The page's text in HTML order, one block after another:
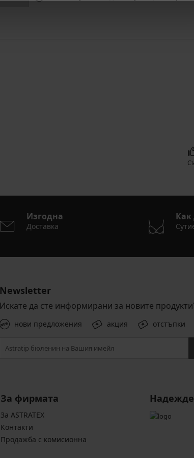
Изгодна
Доставка
Как
Newsletter
Искате да сте информирани за новите
нови предложения акция отстъпки
За фирмата
За ASTRATEX
Контакти
Продажба с комисионна